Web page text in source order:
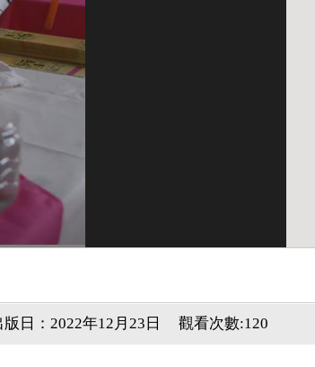
觀看次數:120
日：2022年12月23日